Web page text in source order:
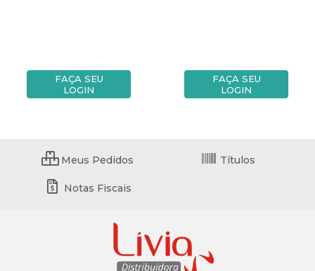
FAÇA SEU
LOGIN
FAÇA SEU
LOGIN
Meus Pedidos Títulos
Notas Fiscais